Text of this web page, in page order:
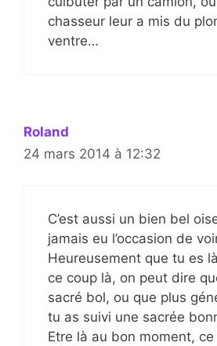
chasseur leur a mis du
ventre…
Roland
24 mars 2014 à 12:32
C’est aussi un bien bel
jamais eu l’occasion de
Heureusement que tu es
ce coup là, on peut dire
sacré bol, ou que plus
tu as suivi une sacrée
Etre là au bon moment, ce